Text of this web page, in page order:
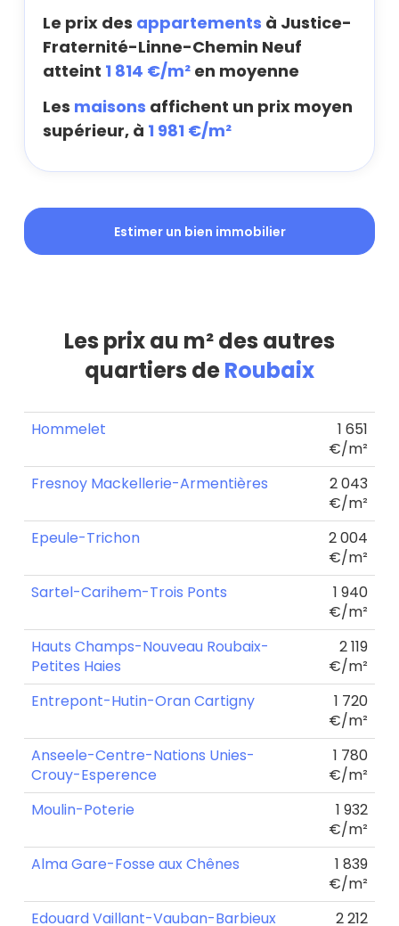
Le prix des appartements à Justice-
Fraternité-Linne-Chemin Neuf
atteint 1 814 €/m² en moyenne
Les maisons affichent un prix moyen
supérieur, à 1 981 €/m²
Estimer un bien immobilier
Les prix au m² des autres
quartiers deRoubaix
Hommelet
1 651
€/m²
Fresnoy Mackellerie-Armentières
2 043
€/m²
Epeule-Trichon
2 004
€/m²
Sartel-Carihem-Trois Ponts
1 940
€/m²
Hauts Champs-Nouveau Roubaix-
Petites Haies
2 119
€/m²
Entrepont-Hutin-Oran Cartigny
1 720
€/m²
Anseele-Centre-Nations Unies-
Crouy-Esperence
1 780
€/m²
Moulin-Poterie
1 932
€/m²
Alma Gare-Fosse aux Chênes
1 839
€/m²
Edouard Vaillant-Vauban-Barbieux
2 212